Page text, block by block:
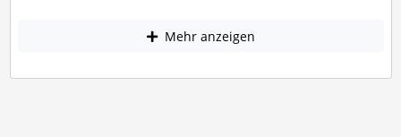
Mehr anzeigen